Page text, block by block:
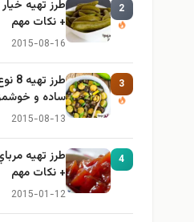
2
+ نكات مهم
2015-08-16
3
ساده و
2015-08-13
4
طرز تهيه
+ نكات مهم
2015-01-12